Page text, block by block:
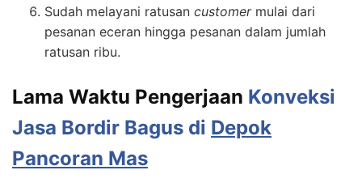
Sudah melayani ratusan customermulai dari
pesanan eceran hingga pesanan dalam jumlah
ratusan ribu.
Lama Waktu Pengerjaan Konveksi
Jasa Bordir Bagus di Depok
Pancoran Mas